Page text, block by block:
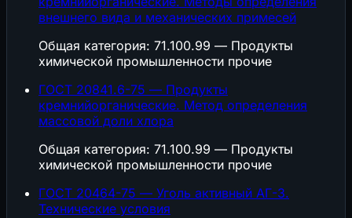
внешнего вида и механических примесей
Общая категория: 71.100.99 — Продукты
химической промышленности прочие
ГОСТ 20841.6-75 — Продукты
кремнийорганические. Метод определения
массовой доли хлора
Общая категория: 71.100.99 — Продукты
химической промышленности прочие
ГОСТ 20464-75 — Уголь активный АГ-3.
Технические условия